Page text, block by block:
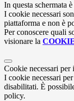
In questa schermata
I cookie necessari
piattaforma e non è
Per conoscere quali
visionare la
Cookie necessari
I cookie necessari
disabilitati. È
policy.